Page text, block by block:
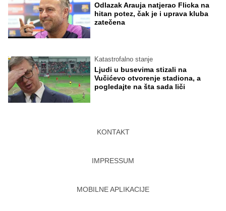
Odlazak Arauja natjerao Flicka na
hitan potez, čak je i uprava kluba
zatečena
Katastrofalno stanje
Ljudi u busevima stizali na
Vučićevo otvorenje stadiona, a
pogledajte na šta sada liči
KONTAKT
IMPRESSUM
MOBILNE APLIKACIJE